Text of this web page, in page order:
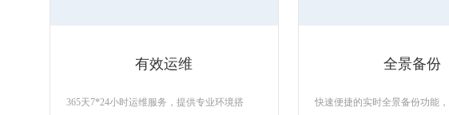
有效运维
365天7*24小时运维服务，提供专业环境搭
全景备份
快速便捷的实时全景备份功能